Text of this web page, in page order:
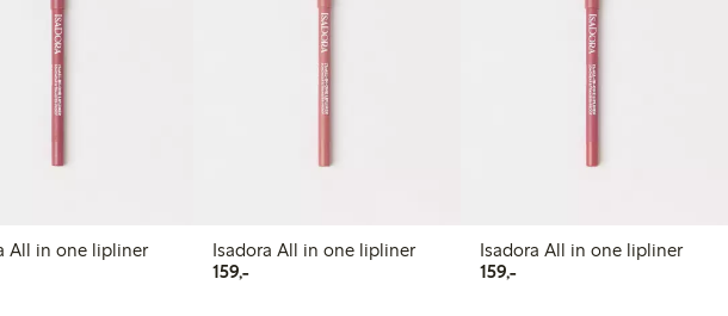
All in one lipliner
kr
Isadora All in one lipliner
159,-159,00 kr
Isadora All in one lipliner
159,-159,00 kr